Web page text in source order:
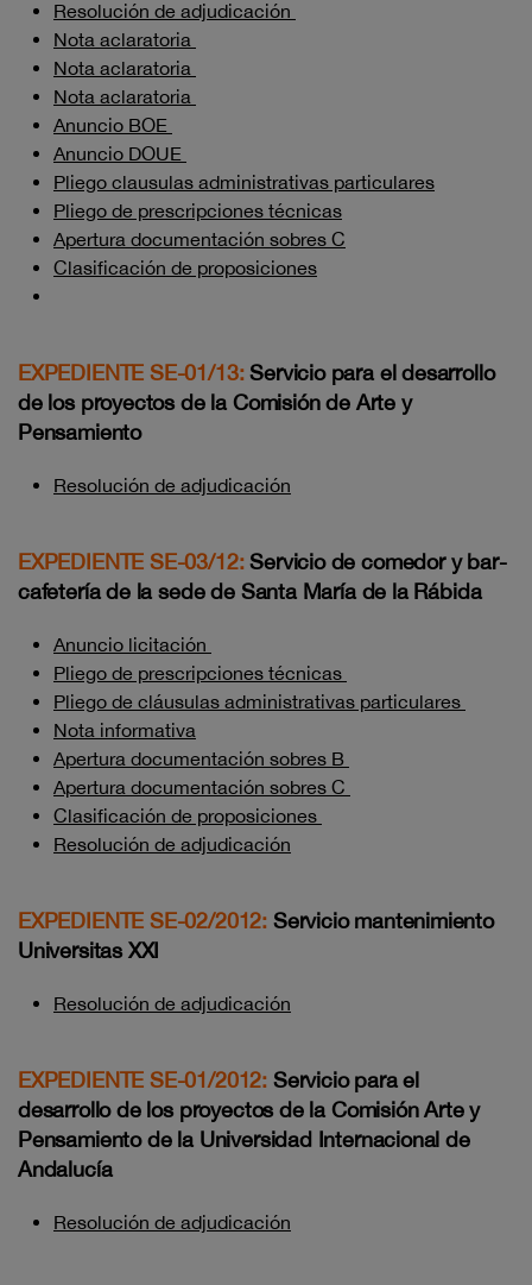
Resolución de adjudicación
Nota aclaratoria
Nota aclaratoria
Nota aclaratoria
Anuncio BOE
Anuncio DOUE
Pliego clausulas administrativas particulares
Pliego de prescripciones técnicas
Apertura documentación sobres C
Clasificación de proposiciones
EXPEDIENTE SE-01/13:Servicio para el desarrollo
de los proyectos de la Comisión de Arte y
Pensamiento
Resolución de adjudicación
EXPEDIENTE SE-03/12:Servicio de comedor y bar-
cafetería de la sede de Santa María de la Rábida
Anuncio licitación
Pliego de prescripciones técnicas
Pliego de cláusulas administrativas particulares
Nota informativa
Apertura documentación sobres B
Apertura documentación sobres C
Clasificación de proposiciones
Resolución de adjudicación
EXPEDIENTE SE-02/2012: Servicio mantenimiento
Universitas XXI
Resolución de adjudicación
EXPEDIENTE SE-01/2012: Servicio para el
desarrollo de los proyectos de la Comisión Arte y
Pensamiento de la Universidad Internacional de
Andalucía
Resolución de adjudicación